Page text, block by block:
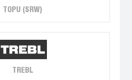
TOPU (SRW)
TREBL